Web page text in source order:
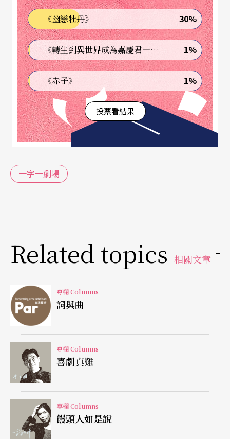
溝通辦後事了。
在劇場中，除了對長輩或同輩的倫理情境外，有幾
個也常用到「尊重」的情境：一個是所謂跨領域的
合作，如果工作過程中一直談到尊重，這實在會讓
我很想在現場表演空中轉體三圈半，另一個則是經
典文本重現。今年，是莎士比亞四百五十歲生日，
台灣劇場不知是被消費主義養成過節習慣，還是跟
景選了《理查三世》作為北藝大學期製作，喔耶～
了，方版、梁版、朱版、虞版、彭版……有散文
的、有韻文的、文字密度各有疏緊，文字個性各不
加了很多形容詞、成語和句子，其中很多英文沒有
對應的中文，或直譯會誤解，只好轉個彎譯，有趣
的是：這轉彎甩尾的幅度，就是洩漏譯者觀點最明
顯的地方。但是我想這也是沒辦法的，因為要翻譯
成出版品，總不能讓讀者看不懂或被抓到漏譯吧。
莎劇雙關語的難題
不過，要變成演出本，代誌就大條了！幾乎沒有一
《幽戀牡丹》 30%
《轉生到異世界成為嘉慶君—發現我的祖先是詐騙集團!?》 1%
《赤子》 1%
投票看結果
一字一劇場
Related topics 相關文章
專欄 Columns
詞與曲
專欄 Columns
喜劇真難
專欄 Columns
饅頭人如是說